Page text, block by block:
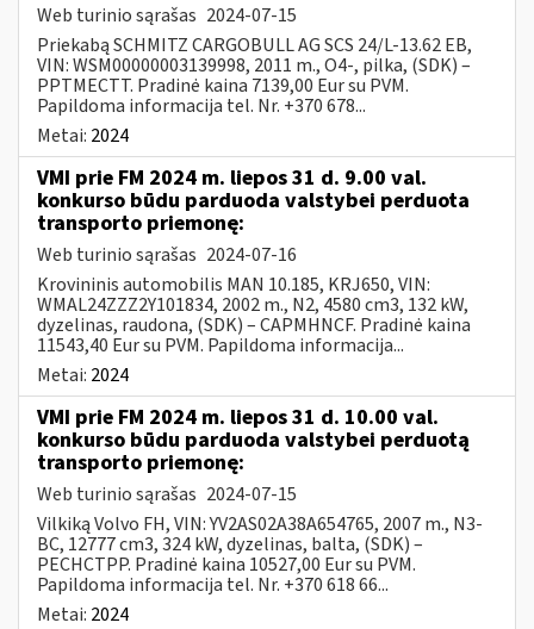
Web turinio sąrašas 2024-07-15
Priekabą SCHMITZ CARGOBULL AG SCS 24/L-13.62 EB,
VIN: WSM00000003139998, 2011 m., O4-, pilka, (SDK) –
PPTMECTT. Pradinė kaina 7139,00 Eur su PVM.
Papildoma informacija tel. Nr. +370 678...
Metai: 2024
VMI prie FM 2024 m. liepos 31 d. 9.00 val.
konkurso būdu parduoda valstybei perduota
transporto priemonę:
Web turinio sąrašas 2024-07-16
Krovininis automobilis MAN 10.185, KRJ650, VIN:
WMAL24ZZZ2Y101834, 2002 m., N2, 4580 cm3, 132 kW,
dyzelinas, raudona, (SDK) – CAPMHNCF. Pradinė kaina
11543,40 Eur su PVM. Papildoma informacija...
Metai: 2024
VMI prie FM 2024 m. liepos 31 d. 10.00 val.
konkurso būdu parduoda valstybei perduotą
transporto priemonę:
Web turinio sąrašas 2024-07-15
Vilkiką Volvo FH, VIN: YV2AS02A38A654765, 2007 m., N3-
BC, 12777 cm3, 324 kW, dyzelinas, balta, (SDK) –
PECHCTPP. Pradinė kaina 10527,00 Eur su PVM.
Papildoma informacija tel. Nr. +370 618 66...
Metai: 2024